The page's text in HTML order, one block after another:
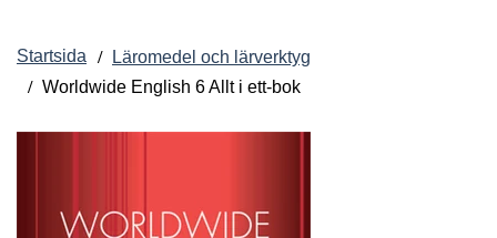
Startsida
Läromedel och lärverktyg
Worldwide English 6 Allt i ett-bok